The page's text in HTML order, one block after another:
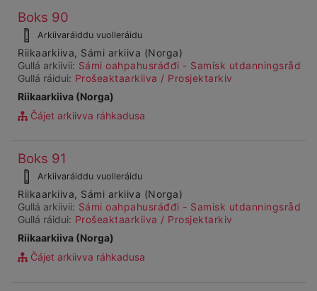
Ohcanboađus
99994
Boks 90
dárkkes
dieđuid
Arkiivaráiddu vuolleráidu
Riikaarkiiva, Sámi arkiiva (Norga)
Gullá arkiivii: Sámi oahpahusráđđi - Samisk utdanningsråd
Gullá ráidui: Prošeaktaarkiiva / Prosjektarkiv
Riikaarkiiva (Norga)
Čájet arkiivva ráhkadusa
Ohcanboađus
99995
Boks 91
dárkkes
dieđuid
Arkiivaráiddu vuolleráidu
Riikaarkiiva, Sámi arkiiva (Norga)
Gullá arkiivii: Sámi oahpahusráđđi - Samisk utdanningsråd
Gullá ráidui: Prošeaktaarkiiva / Prosjektarkiv
Riikaarkiiva (Norga)
Čájet arkiivva ráhkadusa